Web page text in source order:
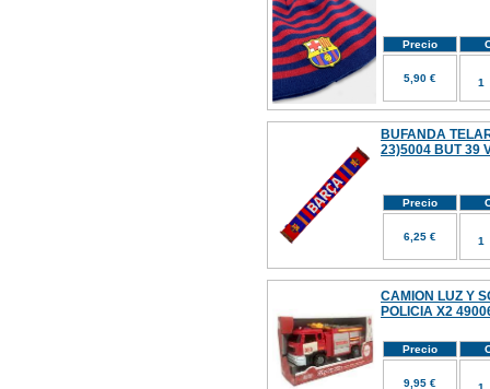
Precio
5,90 €
BUFANDA
23)5004 BUT 39
Precio
6,25 €
CAMION LUZ Y
POLICIA X2
Precio
9,95 €